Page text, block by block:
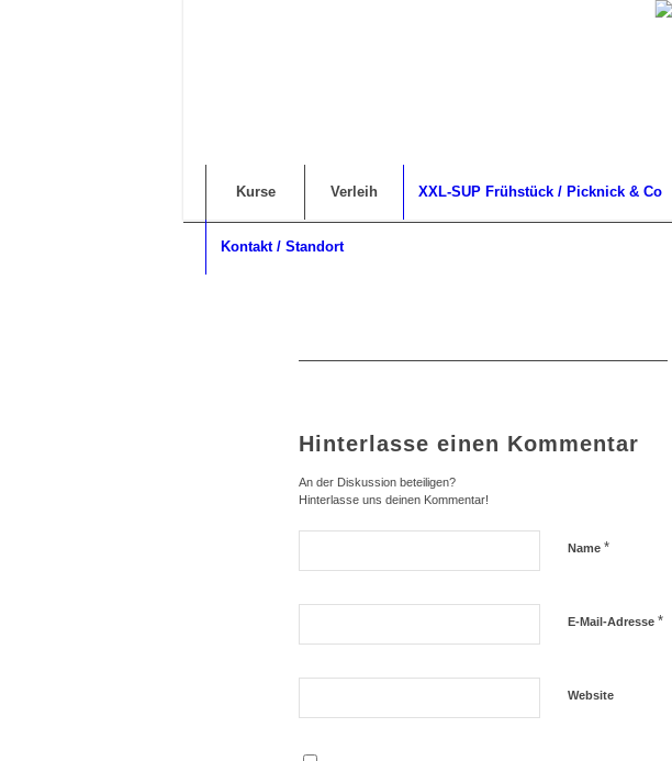
Kurse Verleih XXL-SUP Frühstück / Picknick & Co
Kontakt / Standort
Hinterlasse einen Kommentar
An der Diskussion beteiligen?
Hinterlasse uns deinen Kommentar!
Name *
E-Mail-Adresse *
Website